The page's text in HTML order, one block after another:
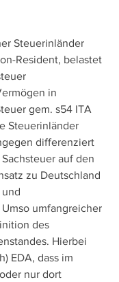
Steuerinländer
Resident, belastet
in
gem. s54 ITA
Steuerinländer
differenziert
auf den
zu Deutschland
umfangreicher
des
Hierbei
EDA, dass im
nur dort